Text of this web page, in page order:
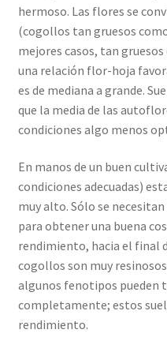
hermoso. Las flores se
(cogollos tan gruesos
mejores casos, tan
una relación flor-hoja
es de mediana a grande.
que la media de las
condiciones algo menos
En manos de un buen
condiciones adecuadas)
muy alto. Sólo se
para obtener una buena
rendimiento, hacia el final
cogollos son muy
algunos fenotipos pueden
completamente; estos
rendimiento.